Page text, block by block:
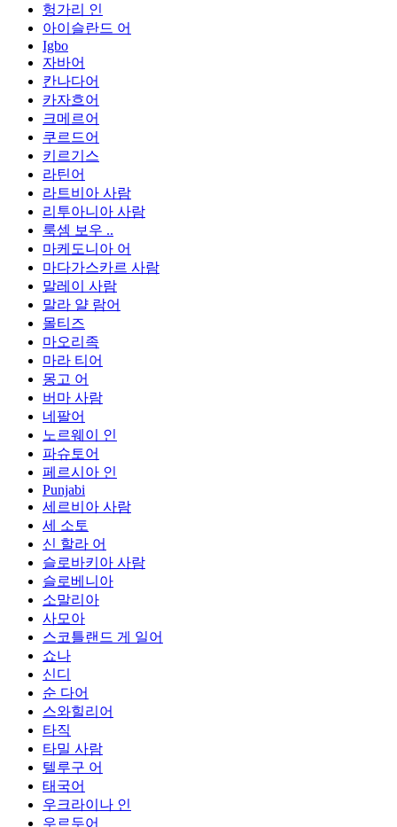
헝가리 인
아이슬란드 어
Igbo
자바어
칸나다어
카자흐어
크메르어
쿠르드어
키르기스
라틴어
라트비아 사람
리투아니아 사람
룩셈 보우 ..
마케도니아 어
마다가스카르 사람
말레이 사람
말라 얄 람어
몰티즈
마오리족
마라 티어
몽고 어
버마 사람
네팔어
노르웨이 인
파슈토어
페르시아 인
Punjabi
세르비아 사람
세 소토
신 할라 어
슬로바키아 사람
슬로베니아
소말리아
사모아
스코틀랜드 게 일어
쇼나
신디
순 다어
스와힐리어
타직
타밀 사람
텔루구 어
태국어
우크라이나 인
우르두어